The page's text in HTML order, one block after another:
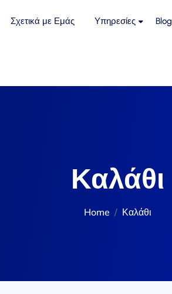
Σχετικά με Εμάς Υπηρεσίες Blog
Καλάθι
Home Καλάθι